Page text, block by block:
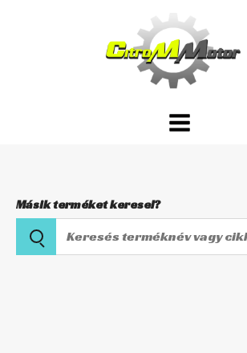
Másik terméket keresel?
Keresés
terméknév